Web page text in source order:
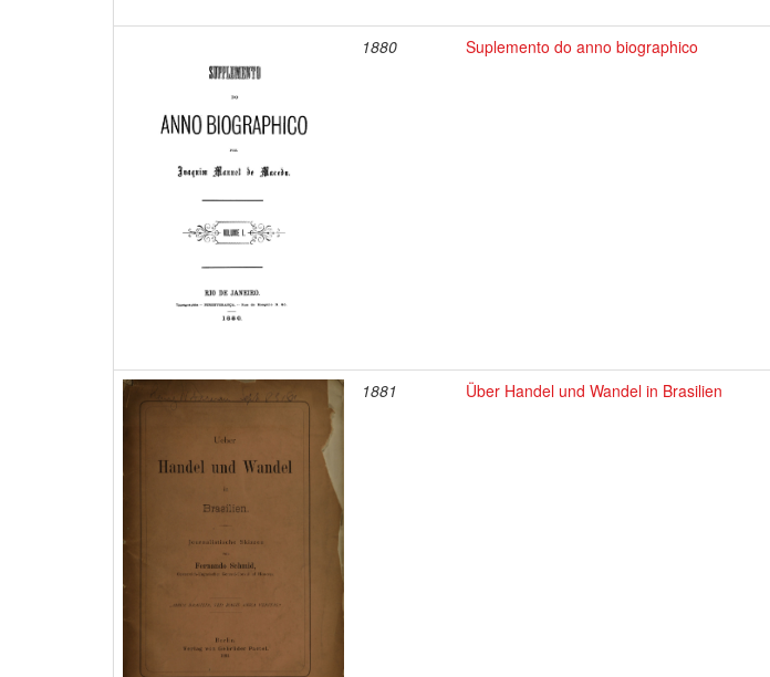
1880 Suplemento do anno biographico
1881 Über Handel und Wandel in Brasilien